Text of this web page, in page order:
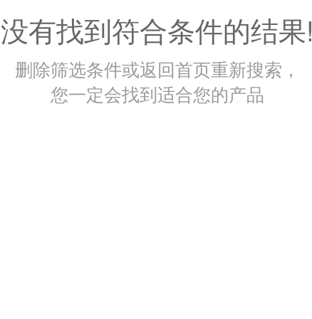
没有找到符合条件的结果!
删除筛选条件或返回首页重新搜索，
您一定会找到适合您的产品